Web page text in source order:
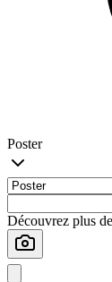
Poster
Découvrez plus